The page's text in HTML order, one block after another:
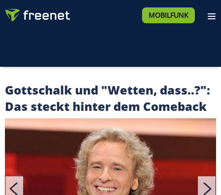
MOBILFUNK
Gottschalk und "Wetten, dass..?":
Das steckt hinter dem Comeback